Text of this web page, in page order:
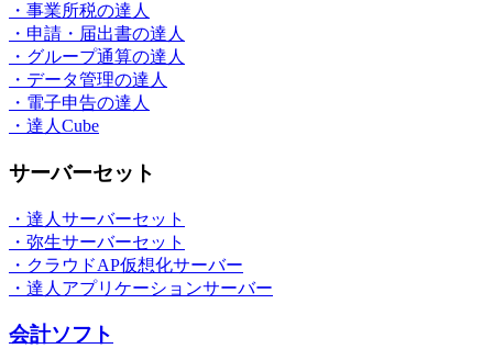
・事業所税の達人
・申請・届出書の達人
・グループ通算の達人
・データ管理の達人
・電子申告の達人
・達人Cube
サーバーセット
・達人サーバーセット
・弥生サーバーセット
・クラウドAP仮想化サーバー
・達人アプリケーションサーバー
会計ソフト